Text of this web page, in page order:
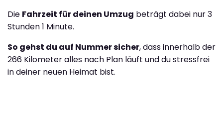
Die Fahrzeit für deinen Umzug beträgt dabei nur 3
Stunden 1 Minute.
So gehst du auf Nummer sicher, dass innerhalb der
266 Kilometer alles nach Plan läuft und du stressfrei
in deiner neuen Heimat bist.